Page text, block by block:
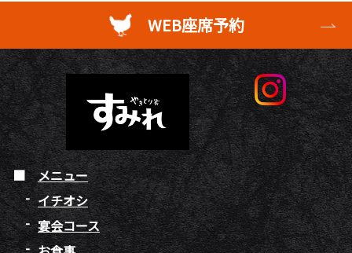
WEB座席予約
メニュー
イチオシ
宴会コース